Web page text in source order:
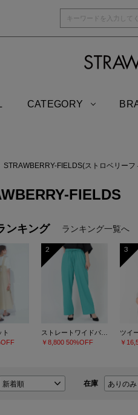
CATEGORY
STRAWBERRY-FIELDS(ストロベリーフ
FIELDS
ンキング ランキング一覧へ
2
￥8,800 50%OFF
3
￥
在庫